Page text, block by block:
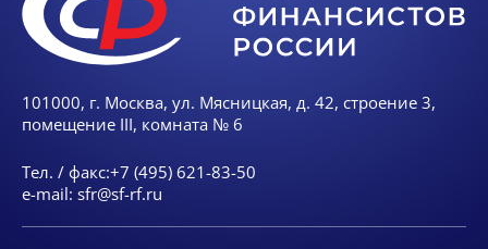
101000, г. Москва, ул. Мясницкая, д. 42, строение 3,
помещение III, комната № 6
Тел. / факс:+7 (495) 621-83-50
e-mail: sfr@sf-rf.ru